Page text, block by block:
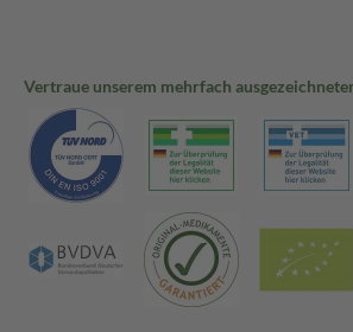
Vertraue unserem mehrfach